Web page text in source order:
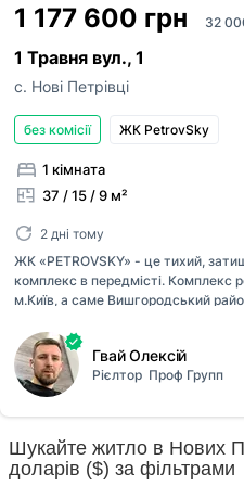
1 177 600 грн 32
1 Травня вул., 1
с. Нові Петрівці
без комісії ЖК PetrovSky
1 кімната
37 / 15 / 9 м²
2 дні тому
ЖК «PETROVSKY» - це тихий,
комплекс в передмісті. Комплекс
м.Київ, а саме Вишгородський
займає всього 15-20 хвилин
перевезення, гарне транспортне
з п’яти , 9-ти поверхових цегляних
передбачена наземна гостьова
озеленення подвір'я і безпечні
квартири: - чорнова
двері, - сантехніка розведена по
Гвай Олексій
Рієлтор Проф Групп
Шукайте житло в Нових
доларів ($) за фільтрами